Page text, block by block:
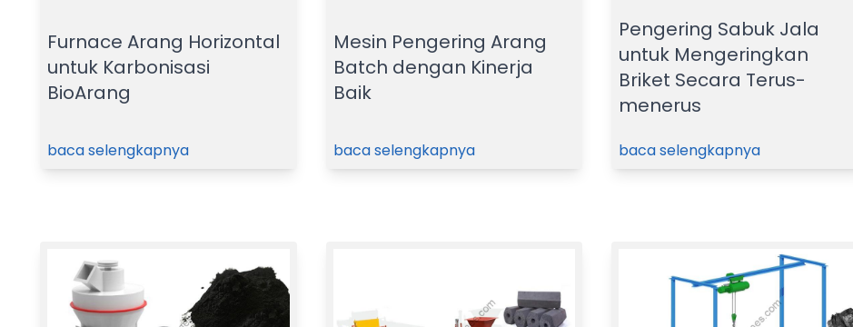
Furnace Arang Horizontal
untuk Karbonisasi
BioArang
baca selengkapnya
Mesin Pengering Arang
Batch dengan Kinerja
Baik
baca selengkapnya
Pengering Sabuk Jala
untuk Mengeringkan
Briket Secara Terus-
menerus
baca selengkapnya